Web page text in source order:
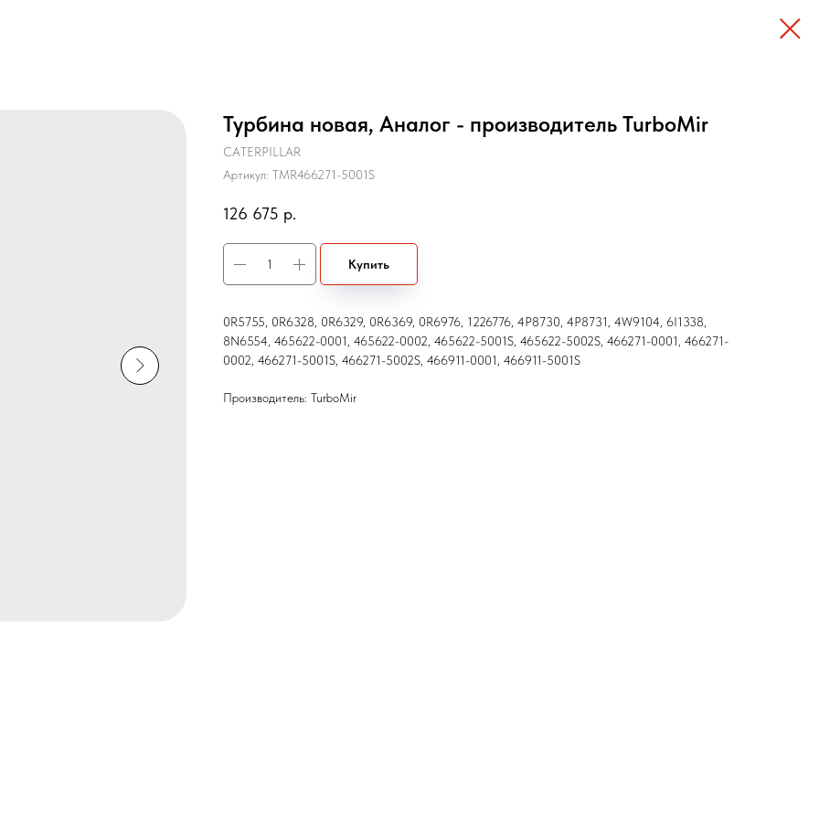
Турбина новая, Аналог - производитель TurboMir
CATERPILLAR
Артикул: TMR466271-5001S
126 675 р.
Купить
0R5755, 0R6328, 0R6329, 0R6369, 0R6976, 1226776, 4P8730, 4P8731, 4W9104, 6I1338,
8N6554, 465622-0001, 465622-0002, 465622-5001S, 465622-5002S, 466271-0001, 466271-
0002, 466271-5001S, 466271-5002S, 466911-0001, 466911-5001S
Производитель: TurboMir